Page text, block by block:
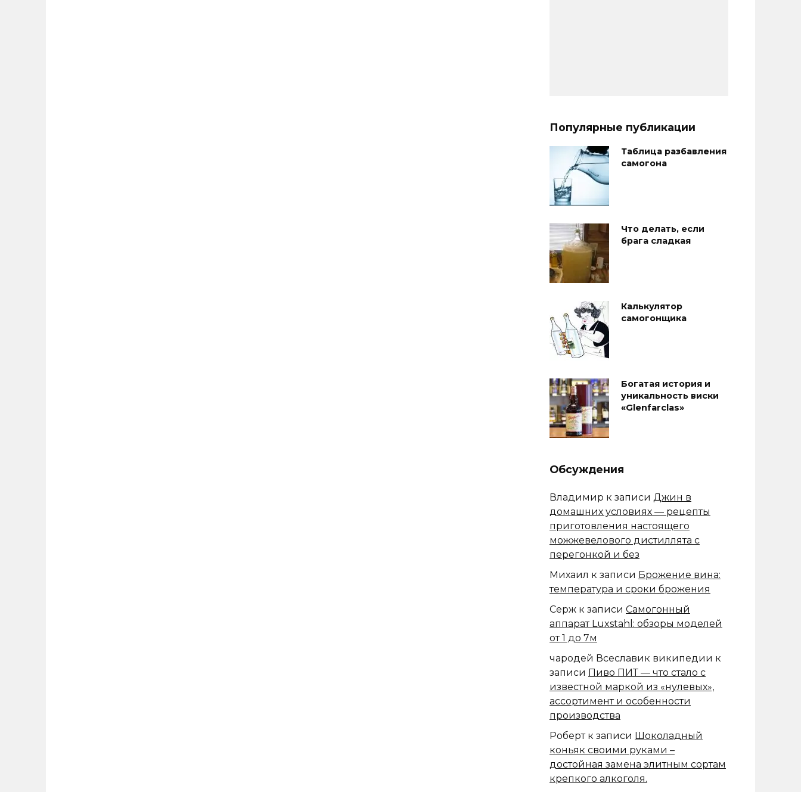
Популярные публикации
Таблица разбавления
самогона
Что делать, если
брага сладкая
Калькулятор
самогонщика
Богатая история и
уникальность виски
«Glenfarclas»
Обсуждения
Владимир к записи Джин в
домашних условиях — рецепты
приготовления настоящего
можжевелового дистиллята с
перегонкой и без
Михаил к записи Брожение вина:
температура и сроки брожения
Серж к записи Самогонный
аппарат Luxstahl: обзоры моделей
от 1 до 7м
чародей Всеславик википедии к
записи Пиво ПИТ — что стало с
известной маркой из «нулевых»,
ассортимент и особенности
производства
Робертк записи Шоколадный
коньяк своими руками –
достойная замена элитным сортам
крепкого алкоголя.